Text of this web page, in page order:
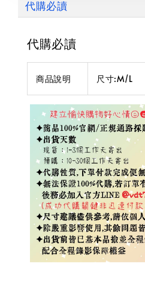
代購必讀
代購必讀
商品說明 尺寸:M/L